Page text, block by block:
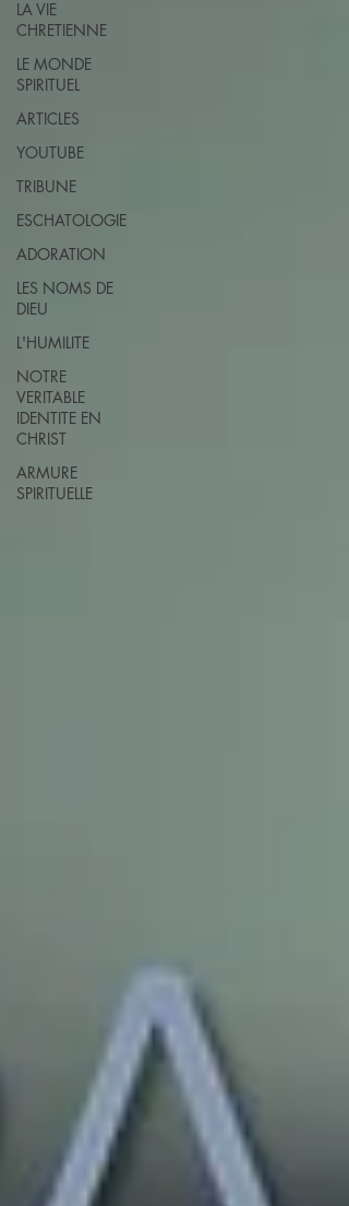
LA VIE
CHRETIENNE
LE MONDE
SPIRITUEL
ARTICLES
YOUTUBE
TRIBUNE
ESCHATOLOGIE
ADORATION
LES NOMS DE
DIEU
L'HUMILITE
NOTRE
VERITABLE
IDENTITE EN
CHRIST
ARMURE
SPIRITUELLE